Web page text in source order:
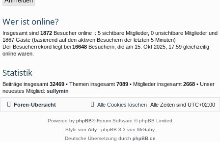
Wer ist online?
Insgesamt sind 1872 Besucher online :: 5 sichtbare Mitglieder, 0 unsichtbare Mitglieder und
1867 Gäste (basierend auf den aktiven Besuchern der letzten 5 Minuten)
Der Besucherrekord liegt bei 16648 Besuchern, die am 15. Okt 2025, 17:59 gleichzeitig
online waren.
Statistik
Beiträge insgesamt 32469 • Themen insgesamt 7089 • Mitglieder insgesamt 2668 • Unser
neuestes Mitglied: sullymin
Foren-Übersicht Alle Zeiten sind UTC+02:00
Alle Cookies löschen
Powered by phpBB® Forum Software © phpBB Limited
Style von Arty - phpBB 3.3 von MrGaby
Deutsche Übersetzung durch phpBB.de